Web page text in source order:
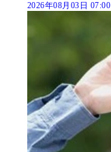
2026年08月03日 07:00